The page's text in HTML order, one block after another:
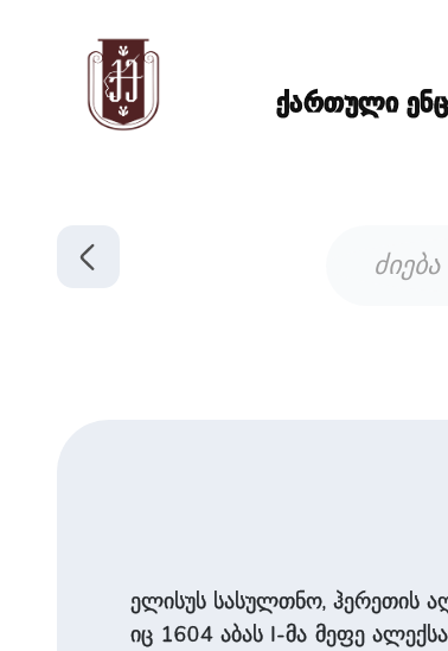
ქართული
ელისუს სასულთნო, ჰერეთის
იც 1604 აბას I-მა მეფე